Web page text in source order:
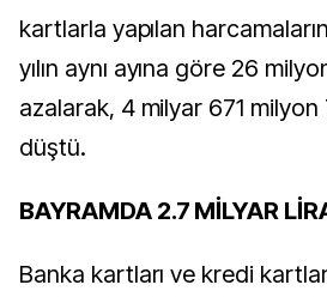
kartlarla yapılan
yılın aynı ayına göre 26
azalarak, 4 milyar 671 milyon
düştü.
BAYRAMDA 2.7 MİLYAR
Banka kartları ve kredi